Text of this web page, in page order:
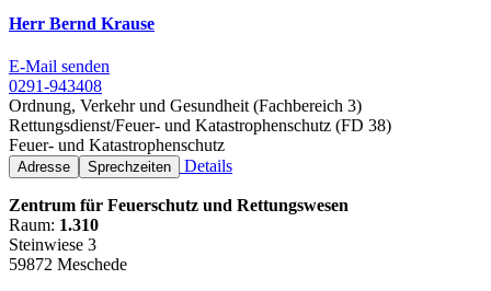
Herr Bernd Krause
E-Mail senden
0291-943408
Ordnung, Verkehr und Gesundheit (Fachbereich 3)
Rettungsdienst/Feuer- und Katastrophenschutz (FD 38)
Feuer- und Katastrophenschutz
Adresse Sprechzeiten Details
Zentrum für Feuerschutz und Rettungswesen
Raum: 1.310
Steinwiese 3
59872 Meschede